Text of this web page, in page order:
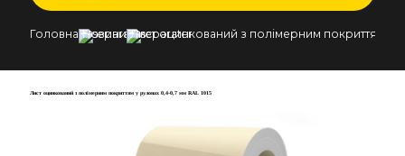
Головна Новини Лист оцинкований з полімерним покриттям у
Лист оцинкований з полімерним покриттям у рулонах 0,4-0,7 мм RAL 1015